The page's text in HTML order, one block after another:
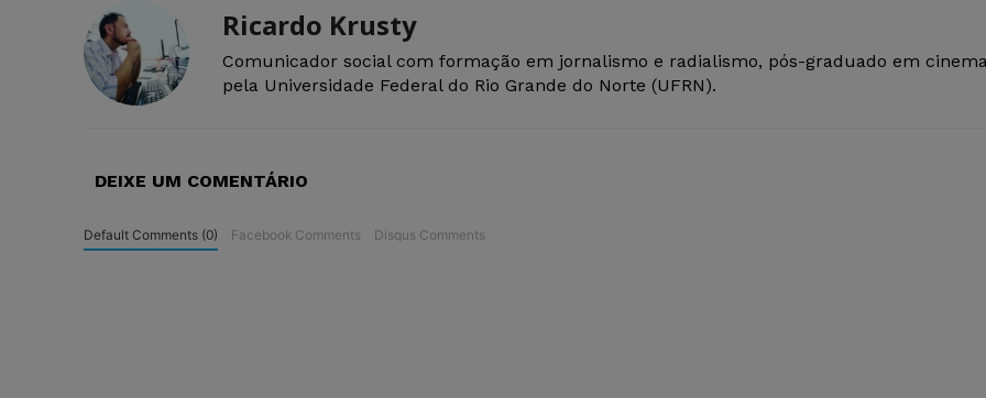
Ricardo Krusty
Comunicador social com formação em jornalismo e radialismo, pós-graduado em
pela Universidade Federal do Rio Grande do Norte (UFRN).
DEIXE UM COMENTÁRIO
Default Comments (0) Facebook Comments Disqus Comments